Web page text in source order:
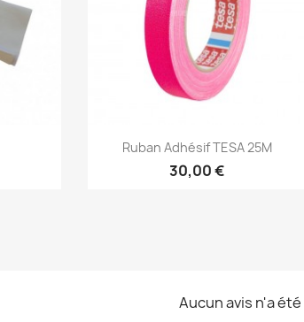
Aperçu rapide
Ruban Adhésif TESA 25M
30,00 €
Aucun avis n'a